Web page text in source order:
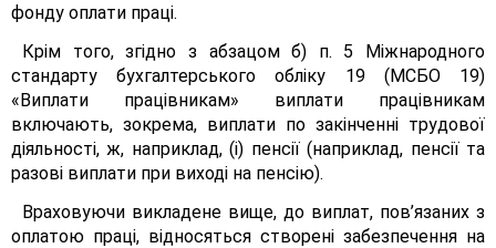
фонду оплати праці.
Крім того, згідно з абзацом б) п. 5 Міжнародного
стандарту бухгалтерського обліку 19 (МСБО 19)
«Виплати працівникам» виплати працівникам
включають, зокрема, виплати по закінченні трудової
діяльності, ж, наприклад, (і) пенсії (наприклад, пенсії та
разові виплати при виході на пенсію).
Враховуючи викладене вище, до виплат, пов’язаних з
оплатою праці, відносяться створені забезпечення на